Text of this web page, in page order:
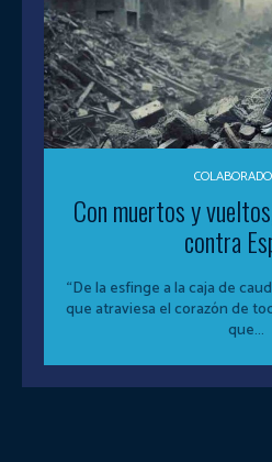
Con muertos y
contra
“De la esfinge a la caja de
que atraviesa el corazón de
que...